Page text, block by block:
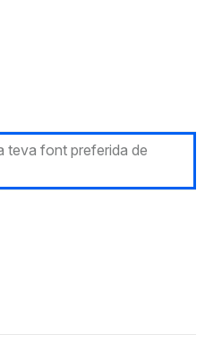
teva font preferida de